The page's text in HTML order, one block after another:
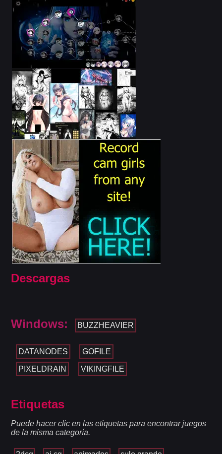
Descargas
Windows: BUZZHEAVIER
DATANODES GOFILE
PIXELDRAIN VIKINGFILE
Etiquetas
Puede hacer clic en las etiquetas para encontrar juegos
de la misma categoría.